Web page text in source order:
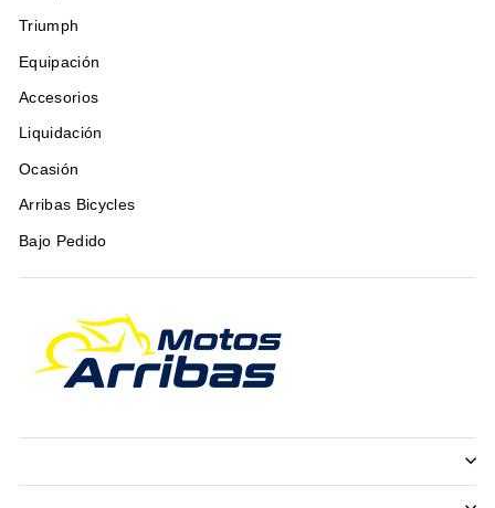
Triumph
Equipación
Accesorios
Liquidación
Ocasión
Arribas Bicycles
Bajo Pedido